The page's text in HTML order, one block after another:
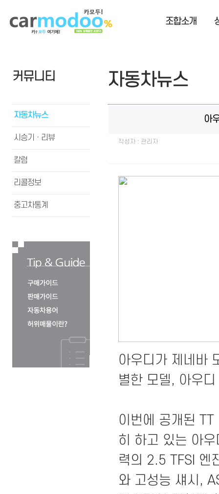
조합소개
커뮤니티
자동차뉴스
시승기ㆍ리뷰
칼럼
리콜정보
중고차통계
자동차뉴스
아
작성자 : 관리자
아우디가 제네바
별한 모델, 아우
이번에 공개된
히 하고 있는 아
력의 2.5 TFSI 엔
와 고성능 섀시,